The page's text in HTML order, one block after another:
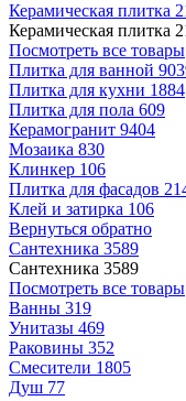
Керамическая плитка
Керамическая плитка
Посмотреть все товары
Плитка для ванной
Плитка для кухни 1884
Плитка для пола 609
Керамогранит 9404
Мозаика 830
Клинкер 106
Плитка для фасадов
Клей и затирка 106
Вернуться обратно
Сантехника 3589
Сантехника 3589
Посмотреть все товары
Ванны 319
Унитазы 469
Раковины 352
Смесители 1805
Душ 77